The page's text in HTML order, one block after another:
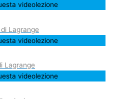
videolezione
Lagrange
videolezione
Lagrange
videolezione